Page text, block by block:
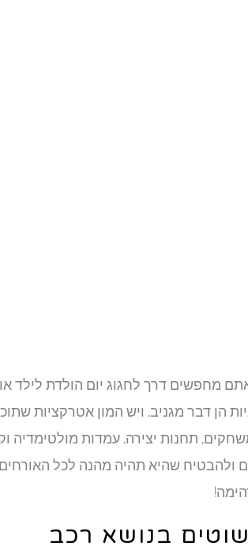
מחפשים דרך לחגוג יום הולדת לילד
הן דבר מגניב, ויש המון אטרקציות
תחנות יצירה, עמדות מולטימדיה
ולהבטיח שהיא תהיה מהנה לכל
בנושא רכב